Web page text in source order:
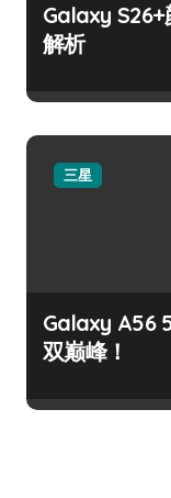
Galaxy
解析
三星
Galaxy A56
双巅峰！